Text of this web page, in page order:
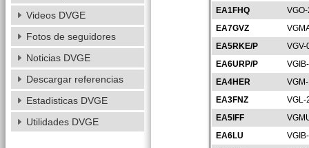
EA1FHQ
EA7GVZ
EA5RKE/P
VGV-
EA6URP/P
EA4HER
EA3FNZ
VGL-
EA5IFF
EA6LU
Videos DVGE
Fotos de seguidores
Noticias DVGE
Descargar referencias
Estadisticas DVGE
Utilidades DVGE